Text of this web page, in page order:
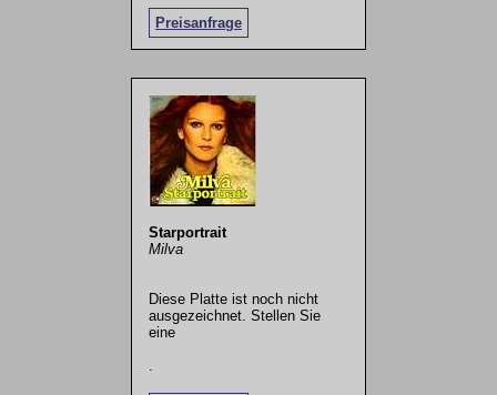
Preisanfrage
Starportrait
Milva
Diese Platte ist noch nicht
ausgezeichnet. Stellen Sie
eine
.